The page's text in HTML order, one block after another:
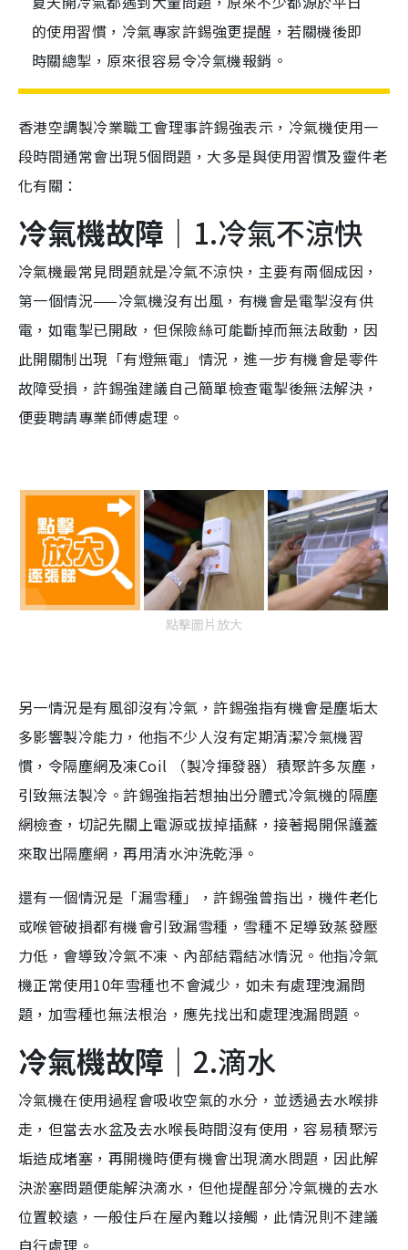
的使用習慣，冷氣專家許錫強更提醒，若關機後即
時關總掣，原來很容易令冷氣機報銷。
香港空調製冷業職工會理事許錫強表示，冷氣機使用一
段時間通常會出現5個問題，大多是與使用習慣及靈件老
化有關：
冷氣機故障｜ 1.冷氣不涼快
冷氣機最常見問題就是冷氣不涼快，主要有兩個成因，
第一個情況——冷氣機沒有出風，有機會是電掣沒有供
電，如電掣已開啟，但保險絲可能斷掉而無法啟動，因
此開關制出現「有燈無電」情況，進一步有機會是零件
故障受損，許錫強建議自己簡單檢查電掣後無法解決，
便要聘請專業師傅處理。
點擊圖片放大
另一情況是有風卻沒有冷氣，許錫強指有機會是塵垢太
多影響製冷能力，他指不少人沒有定期清潔冷氣機習
慣，令隔塵網及凍Coil （製冷揮發器）積聚許多灰塵，
引致無法製冷。許錫強指若想抽出分體式冷氣機的隔塵
網檢查，切記先關上電源或拔掉插蘇，接著揭開保護蓋
來取出隔塵網，再用清水沖洗乾淨。
還有一個情況是「漏雪種」，許錫強曾指出，機件老化
或喉管破損都有機會引致漏雪種，雪種不足導致蒸發壓
力低，會導致冷氣不凍、內部結霜結冰情況。他指冷氣
機正常使用10年雪種也不會減少，如未有處理洩漏問
題，加雪種也無法根治，應先找出和處理洩漏問題。
冷氣機故障｜ 2.滴水
冷氣機在使用過程會吸收空氣的水分，並透過去水喉排
走，但當去水盆及去水喉長時間沒有使用，容易積聚污
垢造成堵塞，再開機時便有機會出現滴水問題，因此解
決淤塞問題便能解決滴水，但他提醒部分冷氣機的去水
位置較遠，一般住戶在屋內難以接觸，此情況則不建議